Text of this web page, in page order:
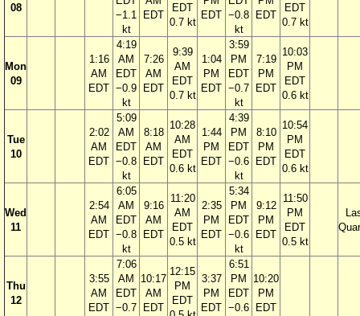
08
−1.1
kt
EDT
EDT
0.7 kt
EDT −0.8
kt
EDT
EDT
0.7 kt
Mon
09
1:16
AM
EDT
4:19
AM
EDT
−0.9
kt
7:26
AM
EDT
9:39
AM
EDT
0.7 kt
1:04
PM
EDT
3:59
PM
EDT
−0.7
kt
7:19
PM
EDT
10:03
PM
EDT
0.6 kt
Tue
10
2:02
AM
EDT
5:09
AM
EDT
−0.8
kt
8:18
AM
EDT
10:28
AM
EDT
0.6 kt
1:44
PM
EDT
4:39
PM
EDT
−0.6
kt
8:10
PM
EDT
10:54
PM
EDT
0.6 kt
Wed
11
2:54
AM
EDT
6:05
AM
EDT
−0.8
kt
9:16
AM
EDT
11:20
AM
EDT
0.5 kt
2:35
PM
EDT
5:34
PM
EDT
−0.6
kt
9:12
PM
EDT
11:50
PM
EDT
0.5 kt
Thu
12
3:55
AM
EDT
7:06
AM
EDT
−0.7
10:17
AM
EDT
12:15
PM
EDT
3:37
PM
EDT
6:51
PM
EDT
−0.6
10:20
PM
EDT